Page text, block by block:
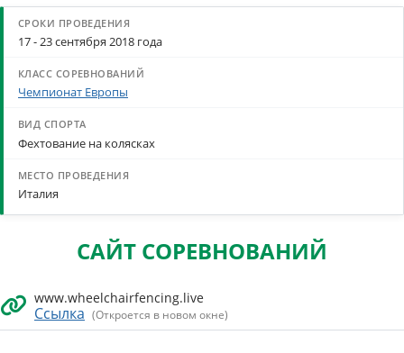
17 - 23 сентября 2018 года
Чемпионат Европы
Фехтование на колясках
Италия
САЙТ СОРЕВНОВАНИЙ
www.wheelchairfencing.live
Ссылка (Откроется в новом окне)